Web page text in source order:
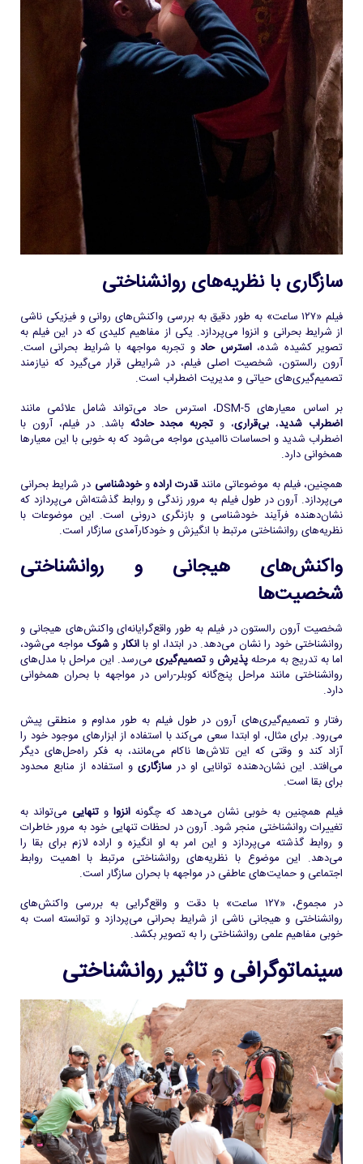
سازگاری با نظریه‌های روانشناختی
فیلم «۱۲۷ ساعت» به طور دقیق به بررسی واکنش‌های روانی و فیزیکی ناشی
از شرایط بحرانی و انزوا می‌پردازد. یکی از مفاهیم کلیدی که در این فیلم به
تصویر کشیده شده،استرس حادو تجربه مواجهه با شرایط بحرانی است.
آرون رالستون، شخصیت اصلی فیلم، در شرایطی قرار می‌گیرد که نیازمند
تصمیم‌گیری‌های حیاتی و مدیریت اضطراب است.
بر اساس معیارهای DSM-5، استرس حاد می‌تواند شامل علائمی مانند
اضطراب شدید، بی‌قراری، و تجربه مجدد حادثه باشد. در فیلم، آرون با
اضطراب شدید و احساسات ناامیدی مواجه می‌شود که به خوبی با این معیارها
همخوانی دارد.
همچنین، فیلم به موضوعاتی مانندقدرت ارادهوخودشناسی در شرایط بحرانی
می‌پردازد. آرون در طول فیلم به مرور زندگی و روابط گذشته‌اش می‌پردازد که
نشان‌دهنده فرآیند خودشناسی و بازنگری درونی است. این موضوعات با
نظریه‌های روانشناختی مرتبط با انگیزش و خودکارآمدی سازگار است.
واکنش‌های هیجانی و روانشناختی
شخصیت‌ها
شخصیت آرون رالستون در فیلم به طور واقع‌گرایانه‌ای واکنش‌های هیجانی و
روانشناختی خود را نشان می‌دهد. در ابتدا، او باانکاروشوک مواجه می‌شود،
اما به تدریج به مرحلهپذیرش وتصمیم‌گیری می‌رسد. این مراحل با مدل‌های
روانشناختی مانند مراحل پنج‌گانه کوبلر-راس در مواجهه با بحران همخوانی
دارد.
رفتار و تصمیم‌گیری‌های آرون در طول فیلم به طور مداوم و منطقی پیش
می‌رود. برای مثال، او ابتدا سعی می‌کند با استفاده از ابزارهای موجود خود را
آزاد کند و وقتی که این تلاش‌ها ناکام می‌مانند، به فکر راه‌حل‌های دیگر
می‌افتد. این نشان‌دهنده توانایی او درسازگاری و استفاده از منابع محدود
برای بقا است.
فیلم همچنین به خوبی نشان می‌دهد که چگونه انزوا و تنهایی می‌تواند به
تغییرات روانشناختی منجر شود. آرون در لحظات تنهایی خود به مرور خاطرات
و روابط گذشته می‌پردازد و این امر به او انگیزه و اراده لازم برای بقا را
می‌دهد. این موضوع با نظریه‌های روانشناختی مرتبط با اهمیت روابط
اجتماعی و حمایت‌های عاطفی در مواجهه با بحران سازگار است.
در مجموع، «۱۲۷ ساعت» با دقت و واقع‌گرایی به بررسی واکنش‌های
روانشناختی و هیجانی ناشی از شرایط بحرانی می‌پردازد و توانسته است به
خوبی مفاهیم علمی روانشناختی را به تصویر بکشد.
سینماتوگرافی و تاثیر روانشناختی